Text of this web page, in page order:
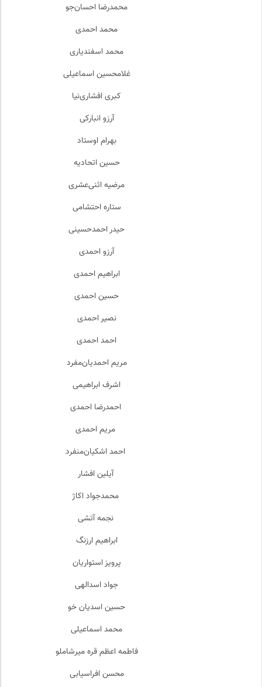
محمدرضا احسان‌جو
محمد احمدی
محمد اسفندیاری
غلامحسین اسماعیلی
کبری افشاری‌نیا
آرزو انبارکی
بهرام اوستاد
حسین اتحادیه
مرضیه اثنی‌عشری
ستاره احتشامی
حیدر احمدحسینی
آرزو احمدی
ابراهیم احمدی
حسین احمدی
نصیر احمدی
احمد احمدی
مریم احمدیان‌مفرد
اشرف ابراهیمی
احمدرضا احمدی
مریم احمدی
احمد اشکیان‌منفرد
آیلین افشار
محمدجواد اکاژ
نجمه آتشی
ابراهیم ارزنگ
پرویز استواریان
جواد اسدالهی
حسین اسدیان خو
محمد اسماعیلی
فاطمه اعظم قره میرشاملو
محسن افراسیابی